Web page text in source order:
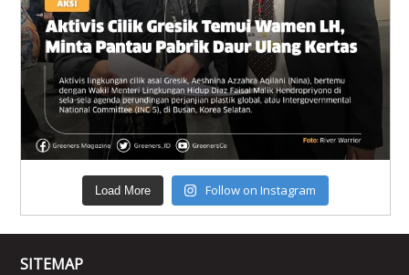
Load More Follow on Instagram
SITEMAP